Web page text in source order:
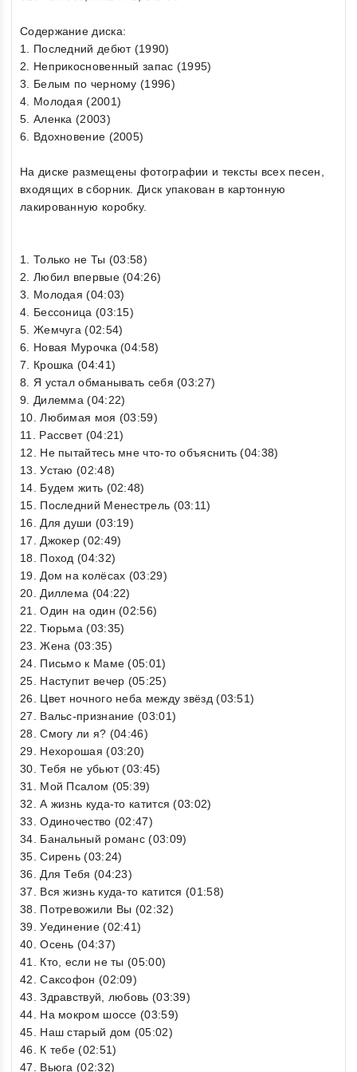
Содержание диска:
1. Последний дебют (1990)
2. Неприкосновенный запас (1995)
3. Белым по черному (1996)
4. Молодая (2001)
5. Аленка (2003)
6. Вдохновение (2005)
На диске размещены фотографии и тексты всех песен,
входящих в сборник. Диск упакован в картонную
лакированную коробку.
1. Только не Ты (03:58)
2. Любил впервые (04:26)
3. Молодая (04:03)
4. Бессоница (03:15)
5. Жемчуга (02:54)
6. Новая Мурочка (04:58)
7. Крошка (04:41)
8. Я устал обманывать себя (03:27)
9. Дилемма (04:22)
10. Любимая моя (03:59)
11. Рассвет (04:21)
12. Не пытайтесь мне что-то объяснить (04:38)
13. Устаю (02:48)
14. Будем жить (02:48)
15. Последний Менестрель (03:11)
16. Для души (03:19)
17. Джокер (02:49)
18. Поход (04:32)
19. Дом на колёсах (03:29)
20. Диллема (04:22)
21. Один на один (02:56)
22. Тюрьма (03:35)
23. Жена (03:35)
24. Письмо к Маме (05:01)
25. Наступит вечер (05:25)
26. Цвет ночного неба между звёзд (03:51)
27. Вальс-признание (03:01)
28. Смогу ли я? (04:46)
29. Нехорошая (03:20)
30. Тебя не убьют (03:45)
31. Мой Псалом (05:39)
32. А жизнь куда-то катится (03:02)
33. Одиночество (02:47)
34. Банальный романс (03:09)
35. Сирень (03:24)
36. Для Тебя (04:23)
37. Вся жизнь куда-то катится (01:58)
38. Потревожили Вы (02:32)
39. Уединение (02:41)
40. Осень (04:37)
41. Кто, если не ты (05:00)
42. Саксофон (02:09)
43. Здравствуй, любовь (03:39)
44. На мокром шоссе (03:59)
45. Наш старый дом (05:02)
46. К тебе (02:51)
47. Вьюга (02:32)